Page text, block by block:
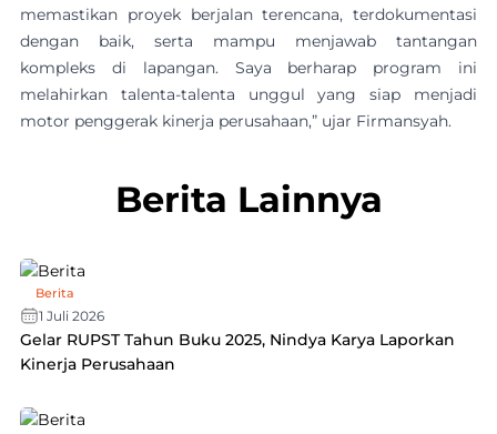
memastikan proyek berjalan terencana, terdokumentasi
dengan baik, serta mampu menjawab tantangan
kompleks di lapangan. Saya berharap program ini
melahirkan talenta-talenta unggul yang siap menjadi
motor penggerak kinerja perusahaan,” ujar Firmansyah.
Berita Lainnya
Berita
1 Juli 2026
Gelar RUPST Tahun Buku 2025, Nindya Karya Laporkan
Kinerja Perusahaan